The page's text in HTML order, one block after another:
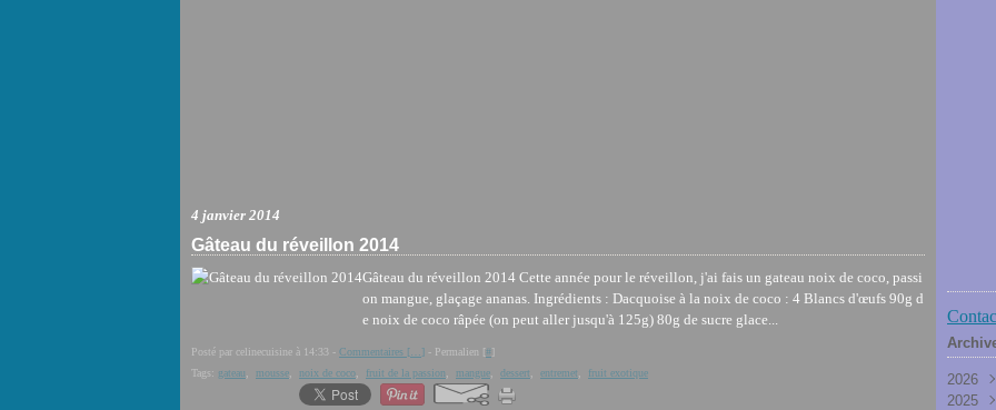
4 janvier 2014
Gâteau du réveillon 2014
Gâteau du réveillon 2014 Cette année pour le réveillon, j'ai fais un gateau noix de coco, passi
on mangue, glaçage ananas. Ingrédients : Dacquoise à la noix de coco : 4 Blancs d'œufs 90g d
e noix de coco râpée (on peut aller jusqu'à 125g) 80g de sucre glace...
Posté par celinecuisine à 14:33 - Commentaires [ ] - Permalien [#]
Tags: gateau mousse noix de coco fruit de la passion mangue dessert entremet fruit exotique
2026
Août
2025